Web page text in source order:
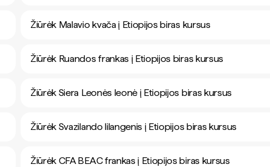
Žiūrėk Malavio kvača į Etiopijos biras kursus
Žiūrėk Ruandos frankas į Etiopijos biras kursus
Žiūrėk Siera Leonės leonė į Etiopijos biras kursus
Žiūrėk Svazilando lilangenis į Etiopijos biras kursus
Žiūrėk CFA BEAC frankas į Etiopijos biras kursus